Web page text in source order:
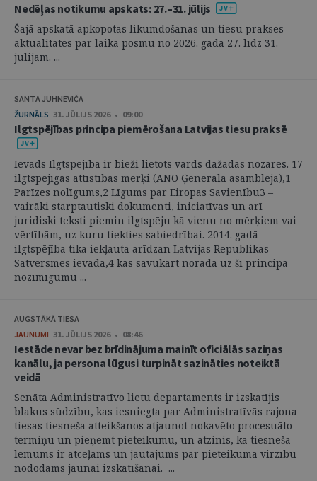
Nedēļas notikumu apskats: 27.–31. jūlijs
Šajā apskatā apkopotas likumdošanas un tiesu prakses
aktualitātes par laika posmu no 2026. gada 27. līdz 31.
jūlijam. ...
SANTA JUHNEVIČA
ŽURNĀLS 31. JŪLIJS 2026 • 09:00
Ilgtspējības principa piemērošana Latvijas tiesu praksē
Ievads Ilgtspējība ir bieži lietots vārds dažādās nozarēs. 17
ilgtspējīgās attīstības mērķi (ANO Ģenerālā asambleja),1
Parīzes nolīgums,2 Līgums par Eiropas Savienību3 –
vairāki starptautiski dokumenti, iniciatīvas un arī
juridiski teksti piemin ilgtspēju kā vienu no mērķiem vai
vērtībām, uz kuru tiekties sabiedrībai. 2014. gadā
ilgtspējība tika iekļauta arīdzan Latvijas Republikas
Satversmes ievadā,4 kas savukārt norāda uz šī principa
nozīmīgumu ...
AUGSTĀKĀ TIESA
JAUNUMI 31. JŪLIJS 2026 • 08:46
Iestāde nevar bez brīdinājuma mainīt oficiālās saziņas
kanālu, ja persona lūgusi turpināt sazināties noteiktā
veidā
Senāta Administratīvo lietu departaments ir izskatījis
blakus sūdzību, kas iesniegta par Administratīvās rajona
tiesas tiesneša atteikšanos atjaunot nokavēto procesuālo
termiņu un pieņemt pieteikumu, un atzinis, ka tiesneša
lēmums ir atceļams un jautājums par pieteikuma virzību
nododams jaunai izskatīšanai. ...